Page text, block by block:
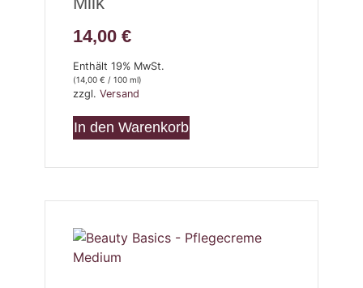
14,00 €
Enthält 19% MwSt.
(14,00 € / 100 ml)
zzgl. Versand
In den Warenkorb